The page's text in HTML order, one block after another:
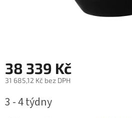
38 339 Kč
31 685,12 Kč bez DPH
cena:
3 - 4 týdny